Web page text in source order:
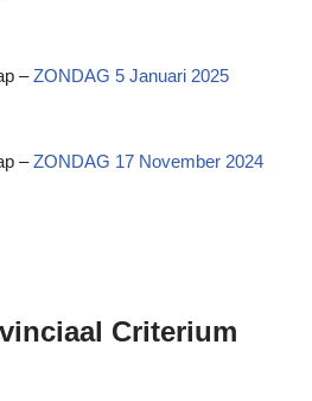
–ZONDAG 5 Januari 2025
–ZONDAG 17 November 2024
Criterium